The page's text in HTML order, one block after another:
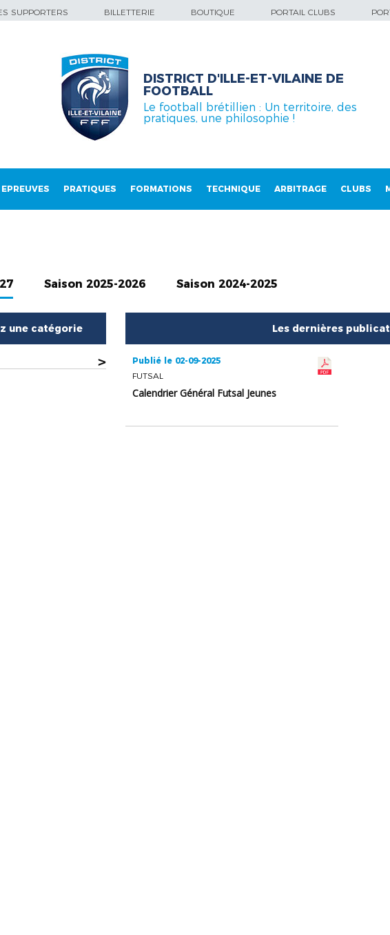
SUPPORTERS BILLETTERIE BOUTIQUE PORTAIL CLUBS
DISTRICT D'ILLE-ET-VILAINE DE
FOOTBALL
Le football brétillien : Un territoire, des
pratiques, une philosophie !
EPREUVES PRATIQUES FORMATIONS TECHNIQUE ARBITRAGE CLUBS
Saison 2025-2026 Saison 2024-2025
une catégorie
>
Les dernières
Publié le 02-09-2025
FUTSAL
Calendrier Général Futsal Jeunes